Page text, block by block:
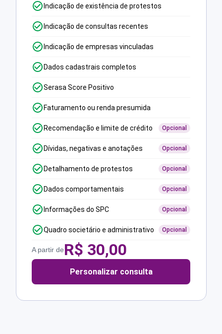
Indicação de existência de protestos
Indicação de consultas recentes
Indicação de empresas vinculadas
Dados cadastrais completos
Serasa Score Positivo
Faturamento ou renda presumida
Recomendação e limite de crédito Opcional
Dívidas, negativas e anotações Opcional
Detalhamento de protestos Opcional
Dados comportamentais Opcional
Informações do SPC Opcional
Quadro societário e administrativo Opcional
A partir deR$ 30,00
Personalizar consulta